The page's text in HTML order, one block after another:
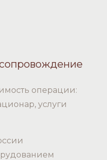
операции:
услуги